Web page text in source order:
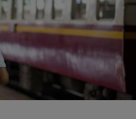
Lagra
på en
och innehåll,
forskning